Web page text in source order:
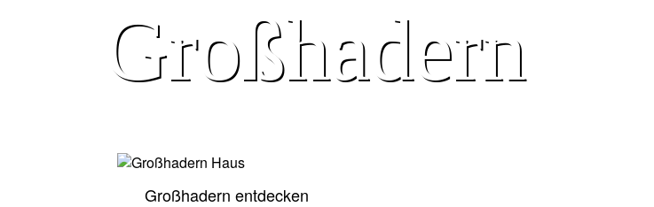
Großhadern
Großhadern entdecken